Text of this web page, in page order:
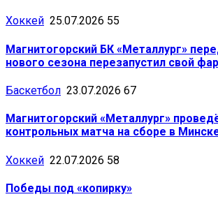
Хоккей 25.07.2026 55
Магнитогорский БК «Металлург»
нового сезона перезапустил свой
Баскетбол 23.07.2026 67
Магнитогорский «Металлург»
контрольных матча на сборе в
Хоккей 22.07.2026 58
Победы под «копирку»